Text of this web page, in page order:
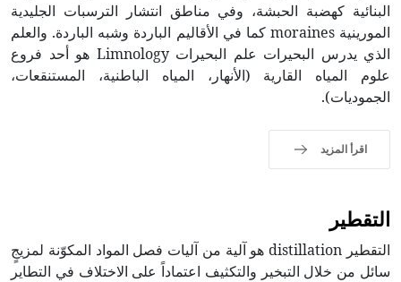
البنائية كهضبة الحبشة، وفي مناطق انتشار الترسبات الجليدية
المورينية moraines كما في الأقاليم الباردة وشبه الباردة. والعلم
الذي يدرس البحيرات علم البحيرات Limnology هو أحد فروع
علوم المياه القارية (الأنهار، المياه الباطنية، المستنقعات،
الجموديات).
اقرأ المزيد
التقطير
التقطير distillation هو آلية من آليات فصل المواد المكوّنة لمزيجٍ
سائل من خلال التبخير والتكثيف اعتماداً على الاختلاف في التطاير